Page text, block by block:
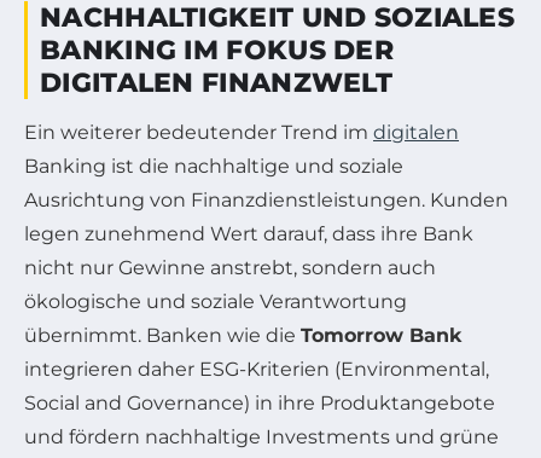
NACHHALTIGKEIT UND SOZIALES
BANKING IM FOKUS DER
DIGITALEN FINANZWELT
Ein weiterer bedeutender Trend im digitalen
Banking ist die nachhaltige und soziale
Ausrichtung von Finanzdienstleistungen. Kunden
legen zunehmend Wert darauf, dass ihre Bank
nicht nur Gewinne anstrebt, sondern auch
ökologische und soziale Verantwortung
übernimmt. Banken wie die Tomorrow Bank
integrieren daher ESG-Kriterien (Environmental,
Social and Governance) in ihre Produktangebote
und fördern nachhaltige Investments und grüne